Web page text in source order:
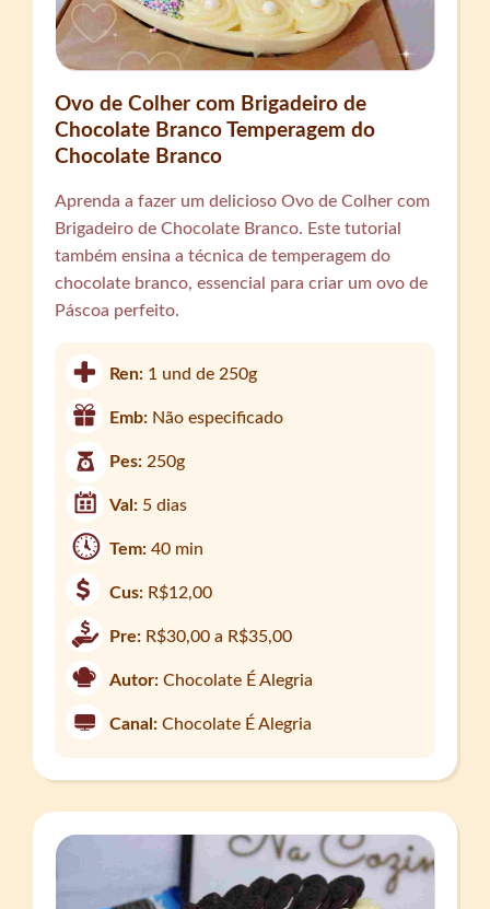
Ovo de Colher com Brigadeiro de
Chocolate Branco Temperagem do
Chocolate Branco
Aprenda a fazer um delicioso Ovo de Colher com
Brigadeiro de Chocolate Branco. Este tutorial
também ensina a técnica de temperagem do
chocolate branco, essencial para criar um ovo de
Páscoa perfeito.
Ren: 1 und de 250g
Emb: Não especificado
Pes: 250g
Val: 5 dias
Tem:40 min
Cus: R$12,00
Pre: R$30,00 a R$35,00
Autor: Chocolate É Alegria
Canal: Chocolate É Alegria